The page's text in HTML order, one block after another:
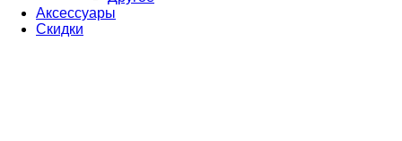
Аксессуары
Скидки